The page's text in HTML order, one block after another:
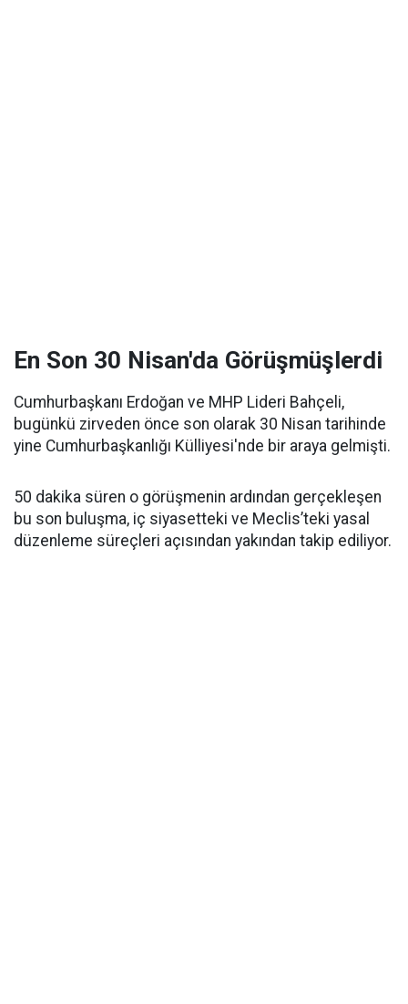
En Son 30 Nisan'da Görüşmüşlerdi
Cumhurbaşkanı Erdoğan ve MHP Lideri Bahçeli,
bugünkü zirveden önce son olarak 30 Nisan tarihinde
yine Cumhurbaşkanlığı Külliyesi'nde bir araya gelmişti.
50 dakika süren o görüşmenin ardından gerçekleşen
bu son buluşma, iç siyasetteki ve Meclis’teki yasal
düzenleme süreçleri açısından yakından takip ediliyor.